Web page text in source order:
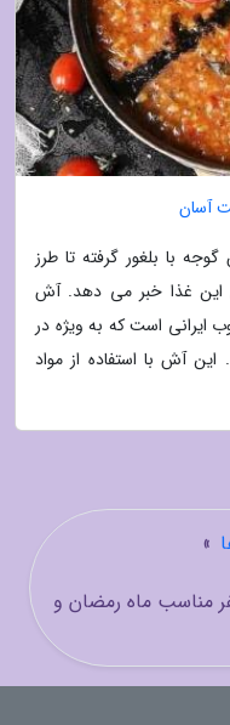
با بلغور گرفته تا طرز
این غذا خبر می دهد. آش
ایرانی است که به ویژه در
آش با استفاده از مواد
»
آش شله قلمکار برای 10 نفر مناسب ماه رمضان و